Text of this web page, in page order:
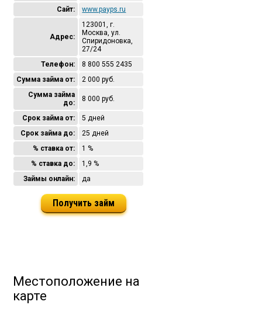
Сайт: www.payps.ru
Адрес:
123001, г.
Москва, ул.
Спиридоновка,
27/24
Телефон:
8 800 555 2435
Сумма займа от:
2 000 руб.
Сумма займа
до:
8 000 руб.
Срок займа от:
5 дней
Срок займа до:
25 дней
% ставка от:
1 %
% ставка до:
1,9 %
Займы онлайн:
да
Получить займ
Местоположение на
карте